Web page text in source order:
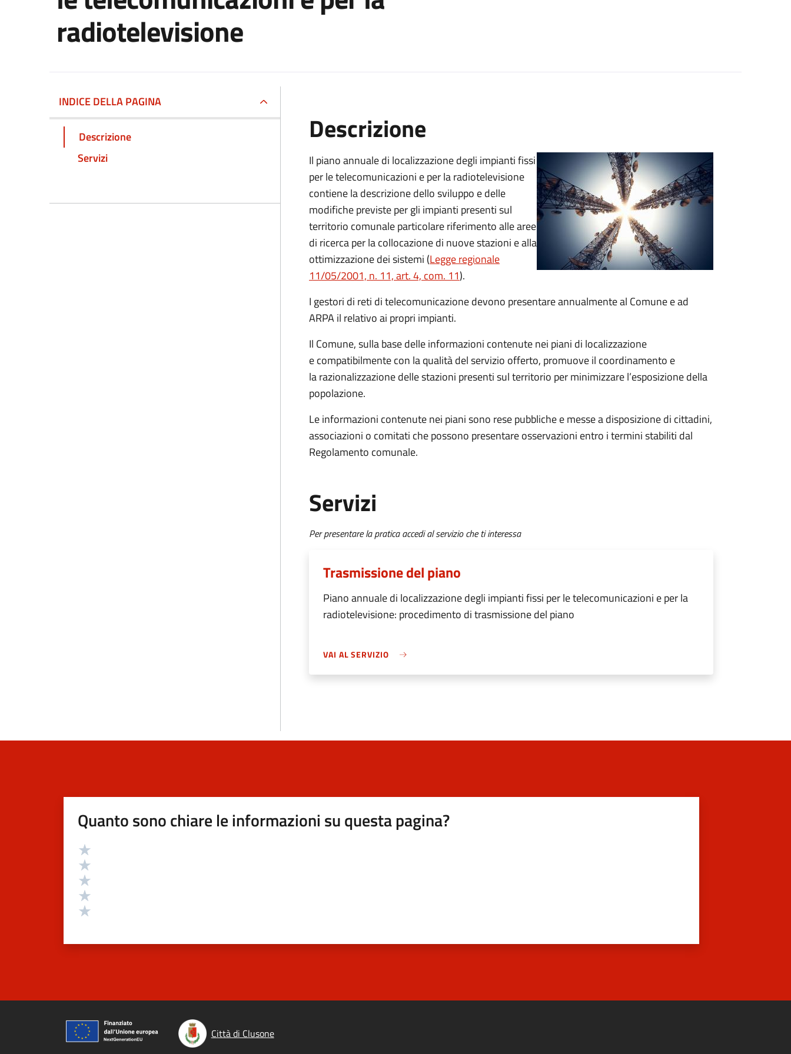
radiotelevisione
INDICE DELLA PAGINA
Descrizione
Servizi
Descrizione
Il piano annuale di localizzazione degli impianti fissi
per le telecomunicazioni e per la radiotelevisione
contiene la descrizione dello sviluppo e delle
modifiche previste per gli impianti presenti sul
territorio comunale particolare riferimento alle aree
di ricerca per la collocazione di nuove stazioni e alla
ottimizzazione dei sistemi (Legge regionale
11/05/2001, n. 11, art. 4, com. 11).
I gestori di reti di telecomunicazione devono presentare annualmente al Comune e ad
ARPA il relativo ai propri impianti.
Il Comune, sulla base delle informazioni contenute nei piani di localizzazione
ecompatibilmente con la qualità del servizio offerto, promuove il coordinamento e
la razionalizzazione delle stazioni presenti sul territorio per minimizzare l’esposizione della
popolazione.
Le informazioni contenute nei piani sono rese pubbliche e messe a disposizione di cittadini,
associazioni o comitati che possono presentare osservazioni entro i termini stabiliti dal
Regolamento comunale.
Servizi
Per presentare la pratica accedi al servizio che ti interessa
Trasmissione del piano
Piano annuale di localizzazione degli impianti fissi per le telecomunicazioni e per la
radiotelevisione: procedimento di trasmissione del piano
VAI AL SERVIZIO
Quanto sono chiare le informazioni su questa pagina?
Valutazione
Città di Clusone